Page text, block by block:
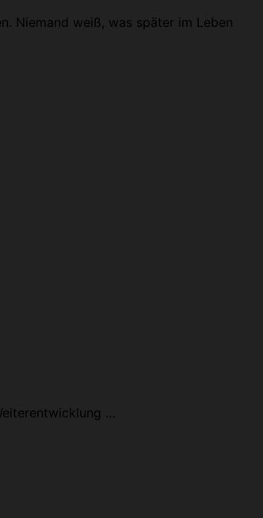
Niemand weiß, was später im Leben
…